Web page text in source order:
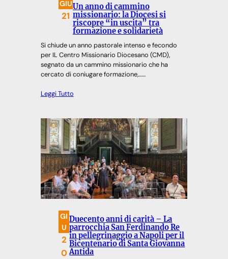
GIU
21
Un anno di cammino
missionario: la Diocesi si
riscopre “in uscita” tra
formazione e solidarietà
Si chiude un anno pastorale intenso e fecondo
per IL Centro Missionario Diocesano (CMD),
segnato da un cammino missionario che ha
cercato di coniugare formazione,……
Leggi Tutto
GI
U
2
0
Duecento anni di carità – La
parrocchia San Ferdinando Re
in pellegrinaggio a Napoli per il
Bicentenario di Santa Giovanna
Antida